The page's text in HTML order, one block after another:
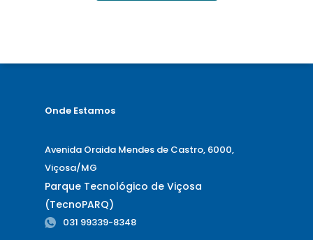
Onde Estamos
Avenida Oraida Mendes de Castro, 6000,
Viçosa/MG
Parque Tecnológico de Viçosa
(TecnoPARQ)
031 99339-8348